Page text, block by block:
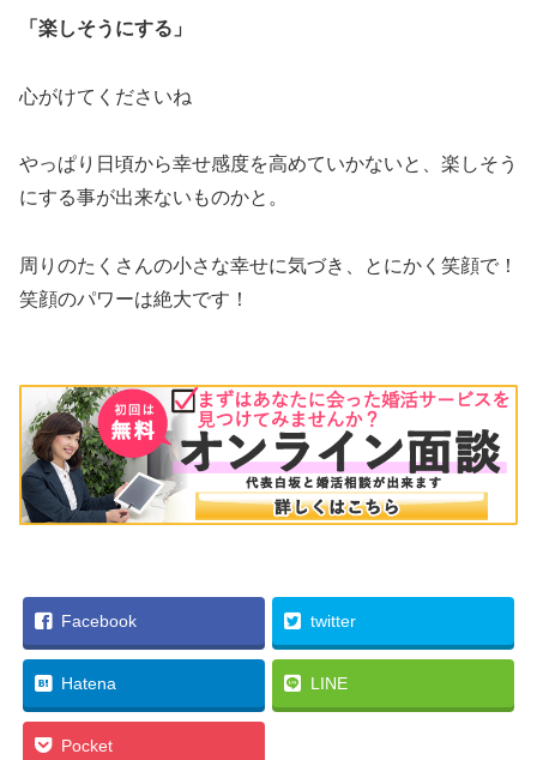
「楽しそうにする」
心がけてくださいね
やっぱり日頃から幸せ感度を高めていかないと、楽しそう
にする事が出来ないものかと。
周りのたくさんの小さな幸せに気づき、とにかく笑顔で！
笑顔のパワーは絶大です！
Facebook twitter
Hatena LINE
Pocket